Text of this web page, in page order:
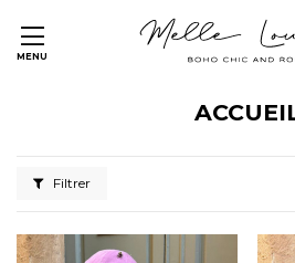
MENU
Filtrer